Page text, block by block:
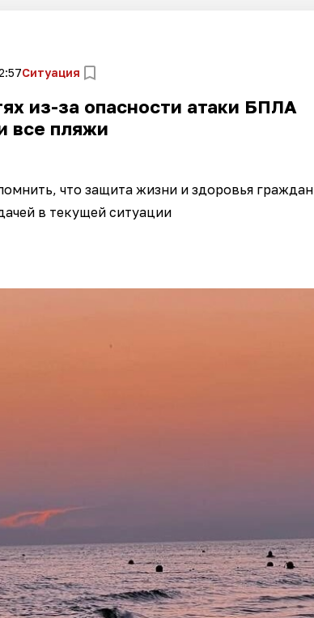
Ситуация
из-за опасности атаки БПЛА
все пляжи
что защита жизни и здоровья граждан
в текущей ситуации